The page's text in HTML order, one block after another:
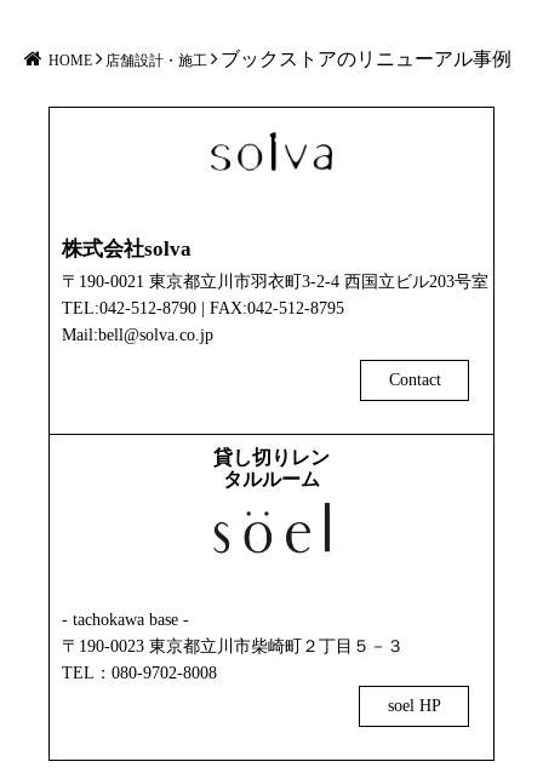
HOME 店舗設計・施工 ブックストアのリニューアル事例
株式会社solva
〒190-0021 東京都立川市羽衣町3-2-4 西国立ビル203号室
TEL:042-512-8790 | FAX:042-512-8795
Mail:bell@solva.co.jp
Contact
貸し切りレン
タルルーム
- tachokawa base -
〒190-0023 東京都立川市柴崎町２丁目５－３
TEL：080-9702-8008
soel HP